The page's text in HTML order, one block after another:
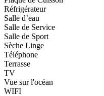
Réfrigérateur
Salle d’eau
Salle de Service
Salle de Sport
Sèche Linge
Téléphone
Terrasse
TV
Vue sur l'océan
WIFI